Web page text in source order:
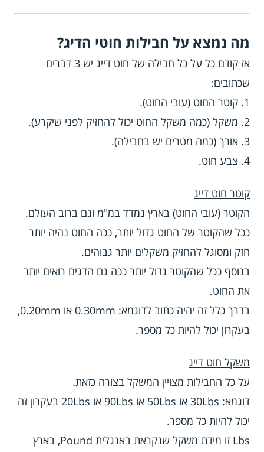
מה נמצא על חבילות חוטי הדיג?
אז קודם כל על כל חבילה של חוט דייג יש 3 דברים
שכתובים:
1. קוטר החוט (עובי החוט).
2. משקל (כמה משקל החוט יכול להחזיק לפני שיקרע).
3. אורך (כמה מטרים יש בחבילה).
4. צבע חוט.
קוטר חוט דייג
הקוטר (עובי החוט) בארץ נמדד במ"מ וגם ברוב העולם.
ככל שהקוטר של החוט גדול יותר, ככה החוט נהיה יותר
חזק ומסוגל להחזיק משקלים יותר גבוהים.
בנוסף ככל שהקוטר גדול יותר ככה גם הדגים רואים יותר
את החוט.
בדרך כלל זה יהיה כתוב לדוגמא: 0.30mm או 0.20mm,
בעקרון יכול להיות כל מספר.
משקל חוט דייג
על כל החבילות מצויין המשקל בצורה כזאת.
דוגמא: 30Lbs או 50Lbs או 90Lbs או 20Lbs בעקרון זה
יכול להיות כל מספר.
Lbs זו מידת משקל שנקראת באנגלית Pound, בארץ